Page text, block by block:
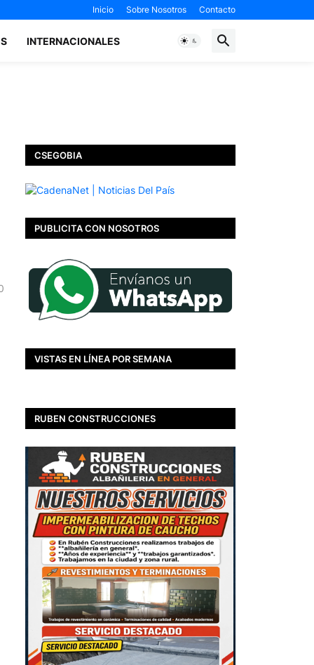
Inicio Sobre Nosotros Contacto
INTERNACIONALES
CSEGOBIA
PUBLICITA CON NOSOTROS
VISTAS EN LÍNEA POR SEMANA
RUBEN CONSTRUCCIONES